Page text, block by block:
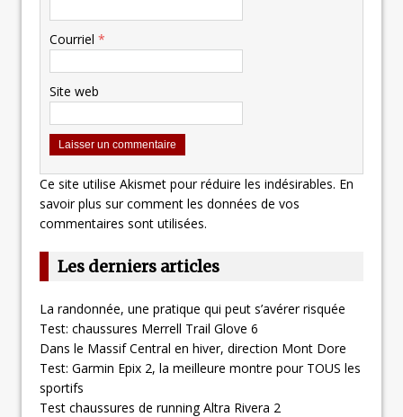
Courriel *
Site web
Ce site utilise Akismet pour réduire les indésirables. En
savoir plus sur comment les données de vos
commentaires sont utilisées.
Les derniers articles
La randonnée, une pratique qui peut s’avérer risquée
Test: chaussures Merrell Trail Glove 6
Dans le Massif Central en hiver, direction Mont Dore
Test: Garmin Epix 2, la meilleure montre pour TOUS les
sportifs
Test chaussures de running Altra Rivera 2